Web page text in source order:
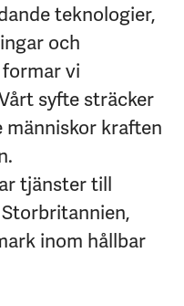
teknologier,
och
vi
syfte sträcker
kraften
tjänster till
inom hållbar